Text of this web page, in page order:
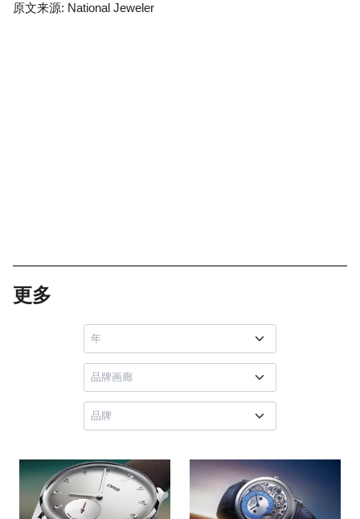
原文来源: National Jeweler
更多